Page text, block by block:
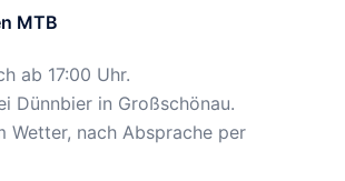
MTB
ab 17:00 Uhr.
Dünnbier in Großschönau.
Wetter, nach Absprache per